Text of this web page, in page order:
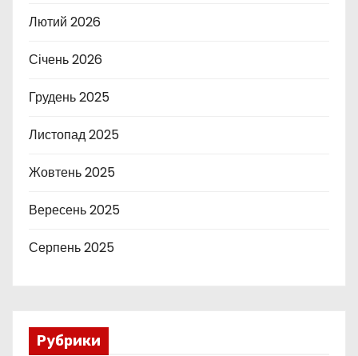
Лютий 2026
Січень 2026
Грудень 2025
Листопад 2025
Жовтень 2025
Вересень 2025
Серпень 2025
Рубрики